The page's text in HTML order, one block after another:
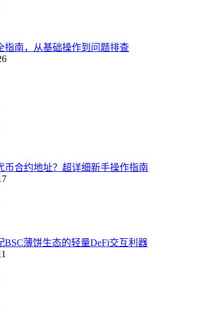
指南，从基础操作到问题排查
币合约地址？超详细新手操作指南
BSC薄饼生态的轻量DeFi交互利器